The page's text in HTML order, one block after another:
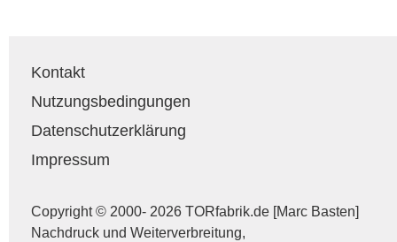
Kontakt
Nutzungsbedingungen
Datenschutzerklärung
Impressum
Copyright © 2000- 2026 TORfabrik.de [Marc Basten]
Nachdruck und Weiterverbreitung,